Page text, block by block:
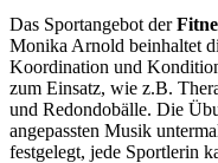
Das Sportangebot der
Monika Arnold beinhaltet
Koordination und
zum Einsatz, wie z.B.
und Redondobälle. Die
angepassten Musik
festgelegt, jede Sportlerin